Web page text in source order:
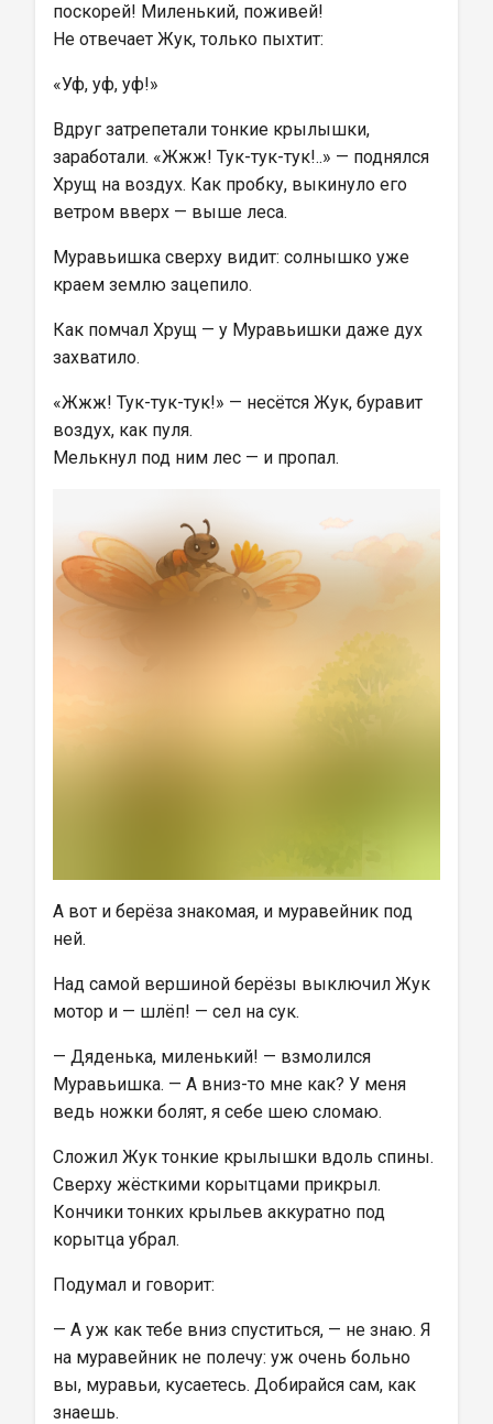
поскорей! Миленький, поживей!
Не отвечает Жук, только пыхтит:
«Уф, уф, уф!»
Вдруг затрепетали тонкие крылышки,
заработали. «Жжж! Тук-тук-тук!..» — поднялся
Хрущ на воздух. Как пробку, выкинуло его
ветром вверх — выше леса.
Муравьишка сверху видит: солнышко уже
краем землю зацепило.
Как помчал Хрущ — у Муравьишки даже дух
захватило.
«Жжж! Тук-тук-тук!» — несётся Жук, буравит
воздух, как пуля.
Мелькнул под ним лес — и пропал.
А вот и берёза знакомая, и муравейник под
ней.
Над самой вершиной берёзы выключил Жук
мотор и — шлёп! — сел на сук.
— Дяденька, миленький! — взмолился
Муравьишка. — А вниз-то мне как? У меня
ведь ножки болят, я себе шею сломаю.
Сложил Жук тонкие крылышки вдоль спины.
Сверху жёсткими корытцами прикрыл.
Кончики тонких крыльев аккуратно под
корытца убрал.
Подумал и говорит:
— А уж как тебе вниз спуститься, — не знаю. Я
на муравейник не полечу: уж очень больно
вы, муравьи, кусаетесь. Добирайся сам, как
знаешь.